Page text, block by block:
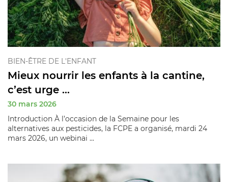
BIEN-ÊTRE DE L'ENFANT
Mieux nourrir les enfants à la cantine,
c’est urge ...
30 mars 2026
Introduction À l’occasion de la Semaine pour les
alternatives aux pesticides, la FCPE a organisé, mardi 24
mars 2026, un webinai ...